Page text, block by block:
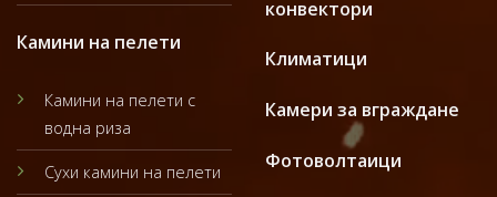
Камини на пелети
Камини на пелети с
водна риза
Сухи камини на пелети
конвектори
Климатици
Камери за вграждане
Фотоволтаици